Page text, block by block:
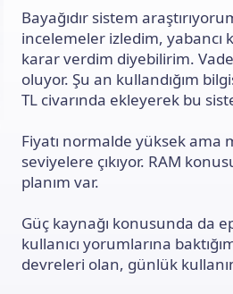
Bayağıdır sistem
incelemeler izledim, yabancı
karar verdim diyebilirim.
oluyor. Şu an kullandığım
TL civarında ekleyerek bu
Fiyatı normalde yüksek ama
seviyelere çıkıyor. RAM
planım var.
Güç kaynağı konusunda da
kullanıcı yorumlarına
devreleri olan, günlük